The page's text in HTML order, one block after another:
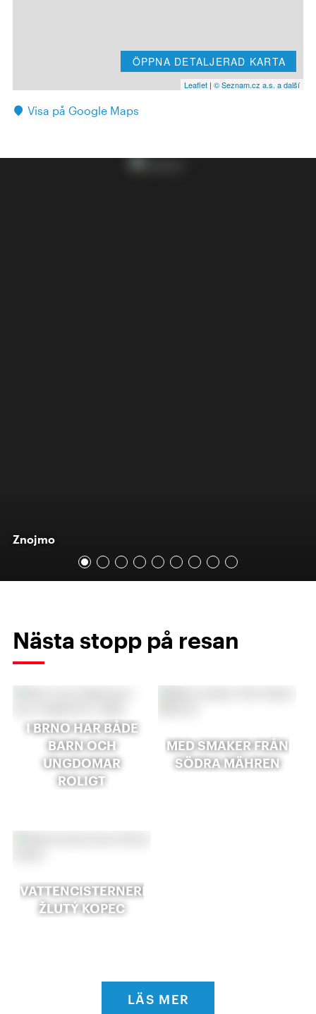
ÖPPNA DETALJERAD KARTA
Leaflet | © Seznam.cz a.s. a další
Visa på Google Maps
Znojmo
Nästa stopp på resan
I BRNO HAR BÅDE
BARN OCH
UNGDOMAR
ROLIGT
MED SMAKER FRÅN
SÖDRA MÄHREN
VATTENCISTERNERNA
ŽLUTÝ KOPEC
LÄS MER